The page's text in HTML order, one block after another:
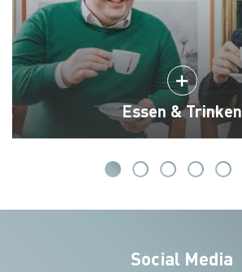
Essen & Trinken
Social Media